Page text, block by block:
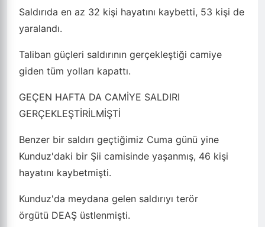
Saldırıda en az 32 kişi hayatını kaybetti, 53 kişi de
yaralandı.
Taliban güçleri saldırının gerçekleştiği camiye
giden tüm yolları kapattı.
GEÇEN HAFTA DA CAMİYE SALDIRI
GERÇEKLEŞTİRİLMİŞTİ
Benzer bir saldırı geçtiğimiz Cuma günü yine
Kunduz'daki bir Şii camisinde yaşanmış, 46 kişi
hayatını kaybetmişti.
Kunduz'da meydana gelen saldırıyı terör
örgütü DEAŞ üstlenmişti.